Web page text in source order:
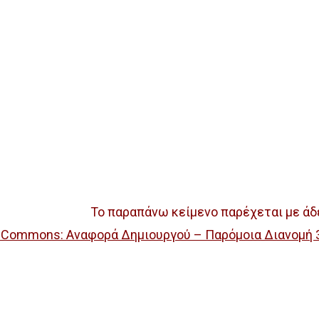
Το παραπάνω κείμενο παρέχεται με
Αναφορά Δημιουργού – Παρόμοια Διανομή